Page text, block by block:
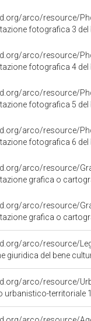
fotografica 3
fotografica 4
fotografica 5
fotografica 6
grafica o
grafica o
arco/resource/
giuridica del bene
urbanistico-territoriale